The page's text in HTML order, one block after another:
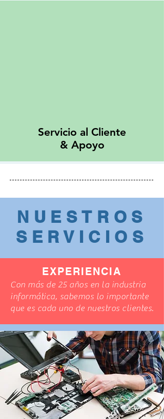
Servicio al Cliente
& Apoyo
NUESTROS
SERVICIOS
EXPERIENCIA
Con más de 25 años en la industria
informática, sabemos lo importante
que es cada uno de nuestros clientes.